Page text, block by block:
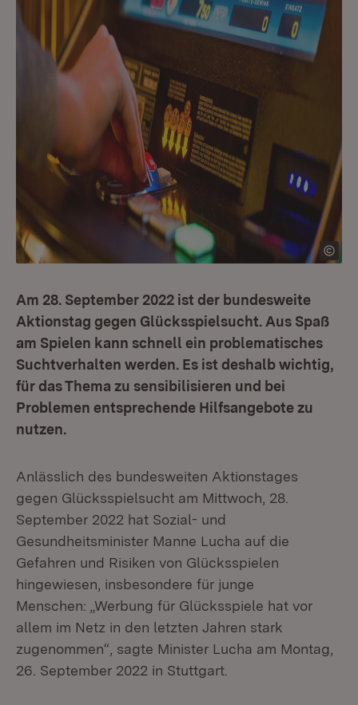
Am 28. September 2022 ist der bundesweite
Aktionstag gegen Glücksspielsucht. Aus Spaß
am Spielen kann schnell ein problematisches
Suchtverhalten werden. Es ist deshalb wichtig,
für das Thema zu sensibilisieren und bei
Problemen entsprechende Hilfsangebote zu
nutzen.
Anlässlich des bundesweiten Aktionstages
gegen Glücksspielsucht am Mittwoch, 28.
September 2022 hat Sozial- und
Gesundheitsminister Manne Lucha auf die
Gefahren und Risiken von Glücksspielen
hingewiesen, insbesondere für junge
Menschen: „Werbung für Glücksspiele hat vor
allem im Netz in den letzten Jahren stark
zugenommen“, sagte Minister Lucha am Montag,
26. September 2022 in Stuttgart.